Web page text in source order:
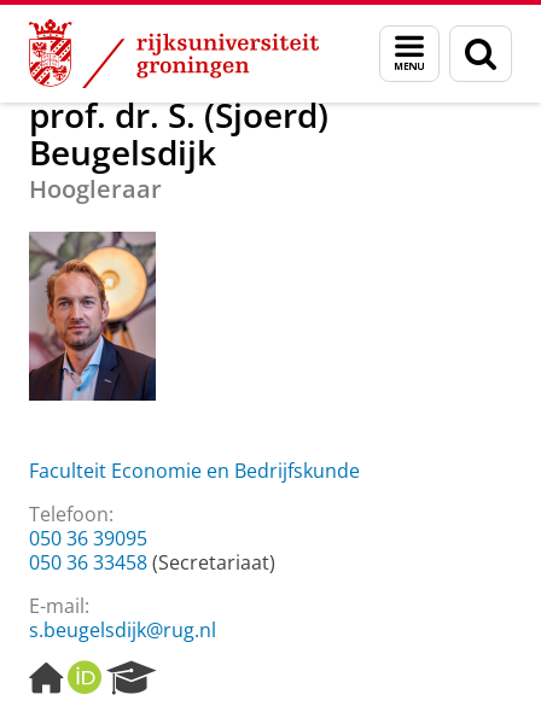
Skip
Content
Skip
Navigation
Menu
en
zoeken
Over ons prof. dr. S. (Sjoerd) Beugelsdijk
prof. dr. S. (Sjoerd)
Beugelsdijk
Hoogleraar
Faculteit Economie en Bedrijfskunde
Telefoon:
050 36 39095
050 36 33458(Secretariaat)
E-mail:
s.beugelsdijk@rug.nl
H
o
O
R